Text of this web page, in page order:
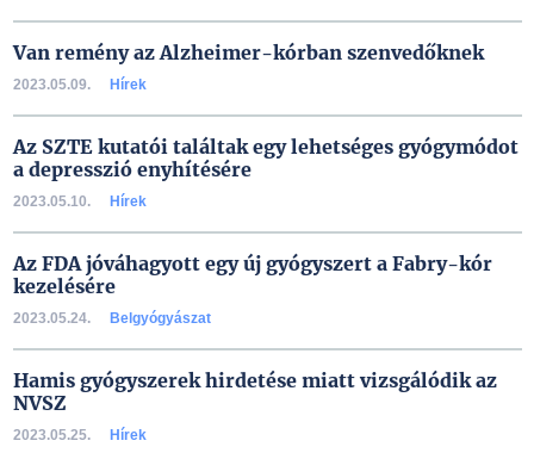
Van remény az Alzheimer-kórban szenvedőknek
2023.05.09. Hírek
Az SZTE kutatói találtak egy lehetséges gyógymódot
a depresszió enyhítésére
2023.05.10. Hírek
Az FDA jóváhagyott egy új gyógyszert a Fabry-kór
kezelésére
2023.05.24. Belgyógyászat
Hamis gyógyszerek hirdetése miatt vizsgálódik az
NVSZ
2023.05.25. Hírek